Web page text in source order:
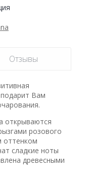
Отзывы
Вам
открываются
розового
оттенком
сладкие ноты
древесными